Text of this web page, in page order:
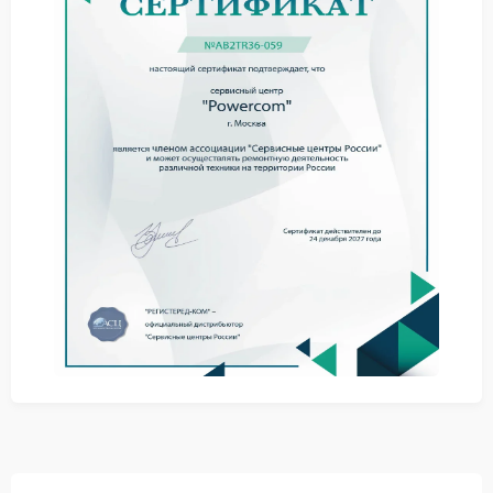
остается пустым.
Советы по первичной
диагностике
Прежде чем планировать ремонт Powercom,
попробуйте выполнить несколько шагов —
возможно, удастся устранить проблему без
вмешательства специалистов:
убедитесь, что батареи установлены правильно и
надежно закреплены;
проверьте уровень заряда батарей — возможно,
отключите все нагрузки, перезапустите ИБП и
протестируйте переключение в автономном
режиме;
ознакомьтесь с инструкцией: убедитесь, что